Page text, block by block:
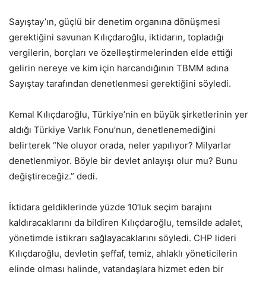
Sayıştay’ın, güçlü bir denetim organına dönüşmesi
gerektiğini savunan Kılıçdaroğlu, iktidarın, topladığı
vergilerin, borçları ve özelleştirmelerinden elde ettiği
gelirin nereye ve kim için harcandığının TBMM adına
Sayıştay tarafından denetlenmesi gerektiğini söyledi.
Kemal Kılıçdaroğlu, Türkiye’nin en büyük şirketlerinin yer
aldığı Türkiye Varlık Fonu’nun, denetlenemediğini
belirterek “Ne oluyor orada, neler yapılıyor? Milyarlar
denetlenmiyor. Böyle bir devlet anlayışı olur mu? Bunu
değiştireceğiz.” dedi.
İktidara geldiklerinde yüzde 10’luk seçim barajını
kaldıracaklarını da bildiren Kılıçdaroğlu, temsilde adalet,
yönetimde istikrarı sağlayacaklarını söyledi. CHP lideri
Kılıçdaroğlu, devletin şeffaf, temiz, ahlaklı yöneticilerin
elinde olması halinde, vatandaşlara hizmet eden bir